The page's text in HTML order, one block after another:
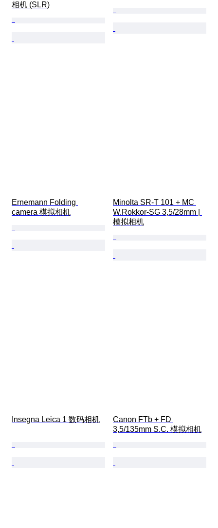
相机 (SLR)
Ernemann Folding
camera 模拟相机
Minolta SR-T 101 + MC
W.Rokkor-SG 3,5/28mm |
模拟相机
Insegna Leica 1 数码相机
Canon FTb + FD
3,5/135mm S.C. 模拟相机